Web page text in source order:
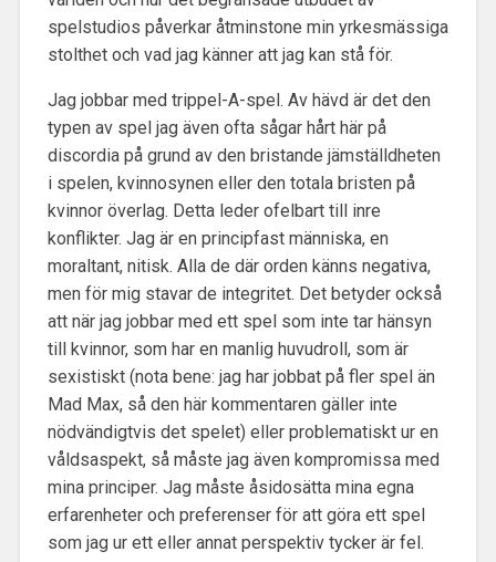
spelstudios påverkar åtminstone min yrkesmässiga
stolthet och vad jag känner att jag kan stå för.
Jag jobbar med trippel-A-spel. Av hävd är det den
typen av spel jag även ofta sågar hårt här på
discordia på grund av den bristande jämställdheten
i spelen, kvinnosynen eller den totala bristen på
kvinnor överlag. Detta leder ofelbart till inre
konflikter. Jag är en principfast människa, en
moraltant, nitisk. Alla de där orden känns negativa,
men för mig stavar de integritet. Det betyder också
att när jag jobbar med ett spel som inte tar hänsyn
till kvinnor, som har en manlig huvudroll, som är
sexistiskt (nota bene: jag har jobbat på fler spel än
Mad Max, så den här kommentaren gäller inte
nödvändigtvis det spelet) eller problematiskt ur en
våldsaspekt, så måste jag även kompromissa med
mina principer. Jag måste åsidosätta mina egna
erfarenheter och preferenser för att göra ett spel
som jag ur ett eller annat perspektiv tycker är fel.